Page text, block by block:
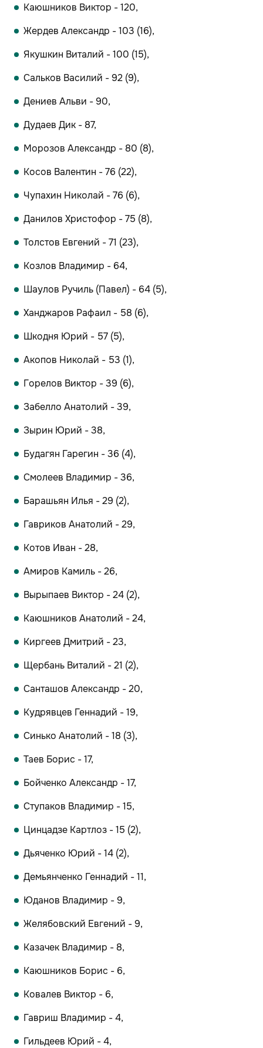
Каюшников Виктор - 120,
Жердев Александр - 103 (16),
Якушкин Виталий - 100 (15),
Сальков Василий - 92 (9),
Дениев Альви - 90,
Дудаев Дик - 87,
Морозов Александр - 80 (8),
Косов Валентин - 76 (22),
Чупахин Николай - 76 (6),
Данилов Христофор - 75 (8),
Толстов Евгений - 71 (23),
Козлов Владимир - 64,
Шаулов Ручиль (Павел) - 64 (5),
Ханджаров Рафаил - 58 (6),
Шкодня Юрий - 57 (5),
Акопов Николай - 53 (1),
Горелов Виктор - 39 (6),
Забелло Анатолий - 39,
Зырин Юрий - 38,
Будагян Гарегин - 36 (4),
Смолеев Владимир - 36,
Барашьян Илья - 29 (2),
Гавриков Анатолий - 29,
Котов Иван - 28,
Амиров Камиль - 26,
Вырыпаев Виктор - 24 (2),
Каюшников Анатолий - 24,
Киргеев Дмитрий - 23,
Щербань Виталий - 21 (2),
Санташов Александр - 20,
Кудрявцев Геннадий - 19,
Синько Анатолий - 18 (3),
Таев Борис - 17,
Бойченко Александр - 17,
Ступаков Владимир - 15,
Цинцадзе Картлоз - 15 (2),
Дьяченко Юрий - 14 (2),
Демьянченко Геннадий - 11,
Юданов Владимир - 9,
Желябовский Евгений - 9,
Казачек Владимир - 8,
Каюшников Борис - 6,
Ковалев Виктор - 6,
Гавриш Владимир - 4,
Гильдеев Юрий - 4,